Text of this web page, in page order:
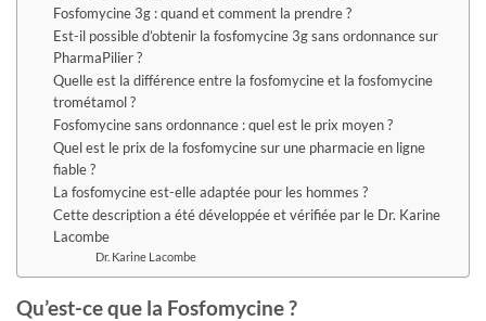
Fosfomycine 3g : quand et comment la prendre ?
Est-il possible d’obtenir la fosfomycine 3g sans ordonnance sur
PharmaPilier ?
Quelle est la différence entre la fosfomycine et la fosfomycine
trométamol ?
Fosfomycine sans ordonnance : quel est le prix moyen ?
Quel est le prix de la fosfomycine sur une pharmacie en ligne
fiable ?
La fosfomycine est-elle adaptée pour les hommes ?
Cette description a été développée et vérifiée par le Dr. Karine
Lacombe
Dr. Karine Lacombe
Qu’est-ce que la Fosfomycine ?